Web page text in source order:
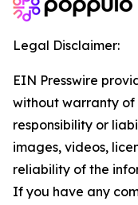
Legal Disclaimer:
EIN Presswire
without warranty of
responsibility or
images, videos,
reliability of the
If you have any